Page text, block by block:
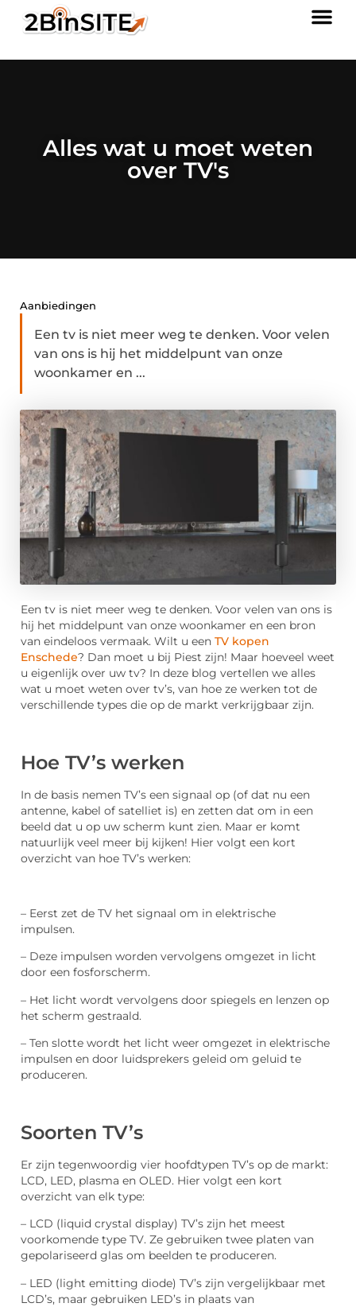
Alles wat u moet weten
over TV's
Aanbiedingen
Een tv is niet meer weg te denken. Voor velen
van ons is hij het middelpunt van onze
woonkamer en ...
Een tv is niet meer weg te denken. Voor velen van ons is
hij het middelpunt van onze woonkamer en een bron
van eindeloos vermaak. Wilt u een TV kopen
Enschede? Dan moet u bij Piest zijn! Maar hoeveel weet
u eigenlijk over uw tv? In deze blog vertellen we alles
wat u moet weten over tv’s, van hoe ze werken tot de
verschillende types die op de markt verkrijgbaar zijn.
Hoe TV’s werken
In de basis nemen TV’s een signaal op (of dat nu een
antenne, kabel of satelliet is) en zetten dat om in een
beeld dat u op uw scherm kunt zien. Maar er komt
natuurlijk veel meer bij kijken! Hier volgt een kort
overzicht van hoe TV’s werken:
– Eerst zet de TV het signaal om in elektrische
impulsen.
– Deze impulsen worden vervolgens omgezet in licht
door een fosforscherm.
– Het licht wordt vervolgens door spiegels en lenzen op
het scherm gestraald.
– Ten slotte wordt het licht weer omgezet in elektrische
impulsen en door luidsprekers geleid om geluid te
produceren.
Soorten TV’s
Er zijn tegenwoordig vier hoofdtypen TV’s op de markt:
LCD, LED, plasma en OLED. Hier volgt een kort
overzicht van elk type:
– LCD (liquid crystal display) TV’s zijn het meest
voorkomende type TV. Ze gebruiken twee platen van
gepolariseerd glas om beelden te produceren.
– LED (light emitting diode) TV’s zijn vergelijkbaar met
LCD’s, maar gebruiken LED’s in plaats van